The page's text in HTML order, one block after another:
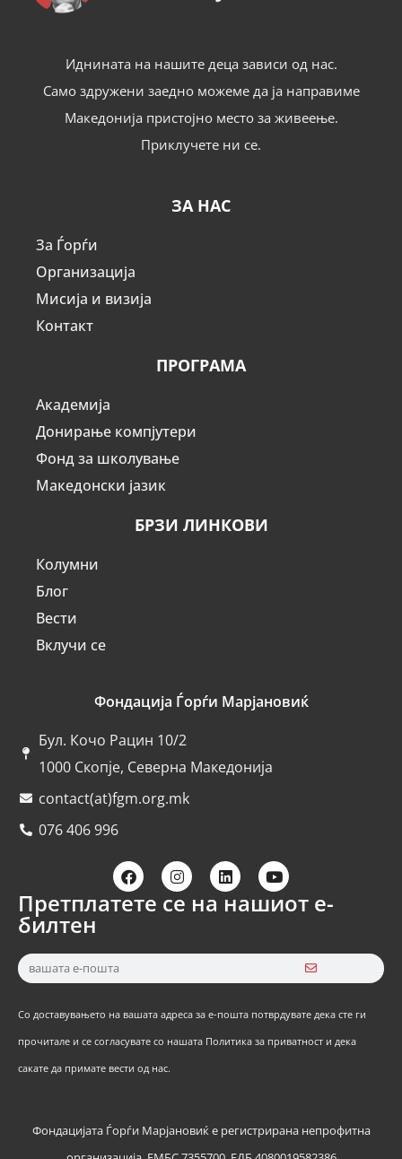
Иднината на нашите деца зависи од нас.
Само здружени заедно можеме да ја направиме
Македонија пристојно место за живеење.
Приклучете ни се.
ЗА НАС
За Ѓорѓи
Организација
Мисија и визија
Контакт
ПРОГРАМА
Академија
Донирање компјутери
Фонд за школување
Македонски јазик
БРЗИ ЛИНКОВИ
Колумни
Блог
Вести
Вклучи се
Фондација Ѓорѓи Марјановиќ
Бул. Кочо Рацин 10/2
1000 Скопје, Северна Македонија
contact(at)fgm.org.mk
076 406 996
Претплатете се на нашиот е-
билтен
Со доставувањето на вашата адреса за е-пошта потврдувате дека сте ги
прочитале и се согласувате со нашата Политика за приватност и дека
сакате да примате вести од нас.
Фондацијата Ѓорѓи Марјановиќ е регистрирана непрофитна